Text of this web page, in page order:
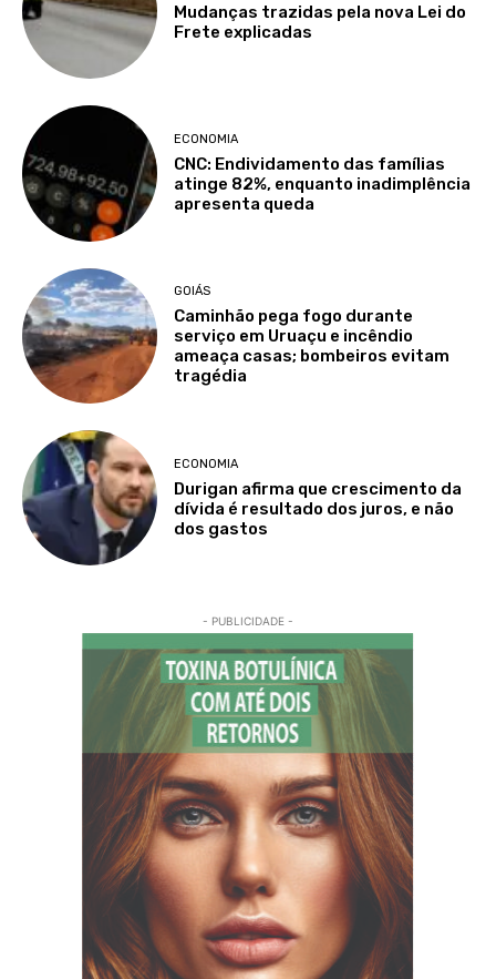
Mudanças trazidas pela nova Lei do
Frete explicadas
ECONOMIA
CNC: Endividamento das famílias
atinge 82%, enquanto inadimplência
apresenta queda
GOIÁS
Caminhão pega fogo durante
serviço em Uruaçu e incêndio
ameaça casas; bombeiros evitam
tragédia
ECONOMIA
Durigan afirma que crescimento da
dívida é resultado dos juros, e não
dos gastos
- PUBLICIDADE -